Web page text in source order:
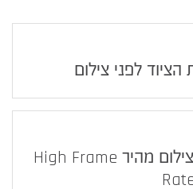
לפני צילום
האפשרויות שלכם לצילום מהיר High Frame